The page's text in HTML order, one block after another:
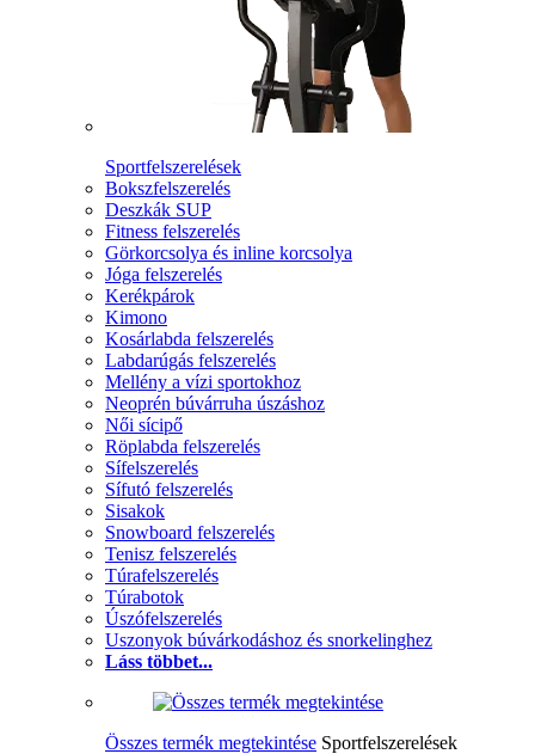
Sportfelszerelések
Bokszfelszerelés
Deszkák SUP
Fitness felszerelés
Görkorcsolya és inline korcsolya
Jóga felszerelés
Kerékpárok
Kimono
Kosárlabda felszerelés
Labdarúgás felszerelés
Mellény a vízi sportokhoz
Neoprén búvárruha úszáshoz
Női sícipő
Röplabda felszerelés
Sífelszerelés
Sífutó felszerelés
Sisakok
Snowboard felszerelés
Tenisz felszerelés
Túrafelszerelés
Túrabotok
Úszófelszerelés
Uszonyok búvárkodáshoz és snorkelinghez
Láss többet...
Összes termék megtekintése Sportfelszerelések